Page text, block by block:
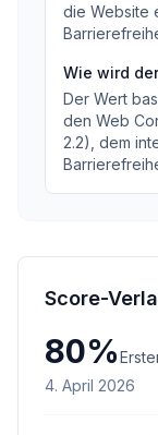
die Website
Wie wird
Der Wert
den Web
2.2), dem
Score-
80%
4. April 2026